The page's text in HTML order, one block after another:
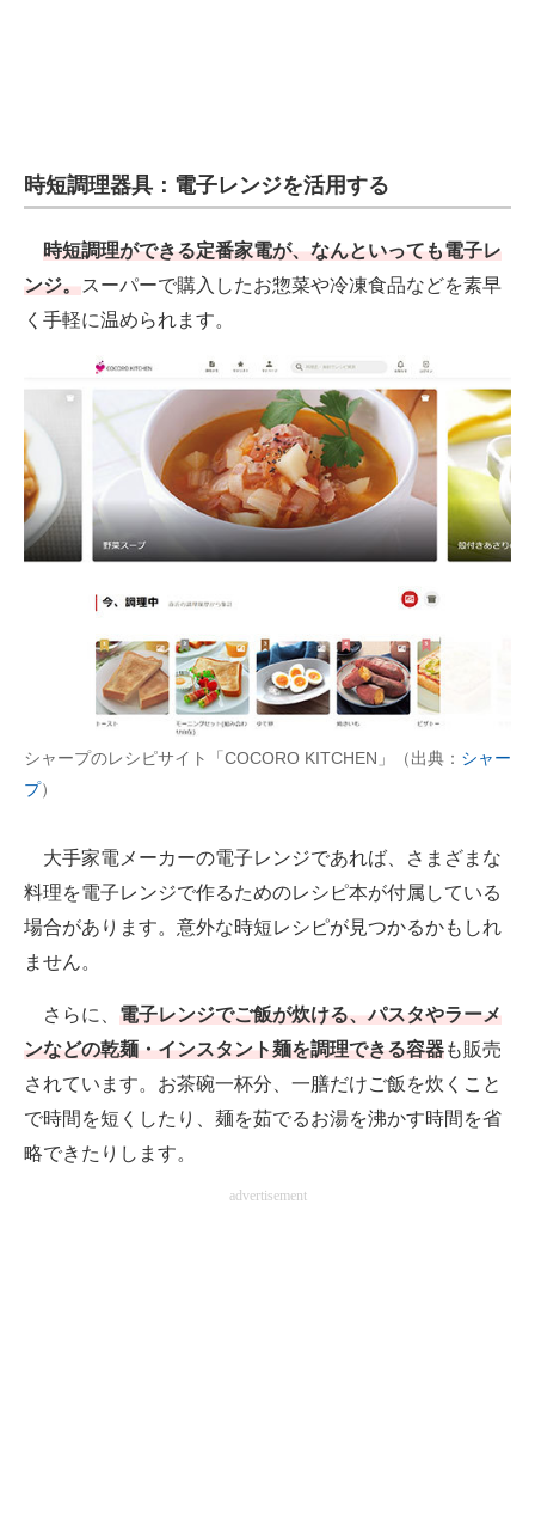
時短調理器具：電子レンジを活用する
時短調理ができる定番家電が、なんといっても電子レ
ンジ。スーパーで購入したお惣菜や冷凍食品などを素早
く手軽に温められます。
シャープのレシピサイト「COCORO KITCHEN」（出典： シャー
プ）
大手家電メーカーの電子レンジであれば、さまざまな
料理を電子レンジで作るためのレシピ本が付属している
場合があります。意外な時短レシピが見つかるかもしれ
ません。
さらに、 電子レンジでご飯が炊ける、パスタやラーメ
ンなどの乾麺・インスタント麺を調理できる容器も販売
されています。お茶碗一杯分、一膳だけご飯を炊くこと
で時間を短くしたり、麺を茹でるお湯を沸かす時間を省
略できたりします。
advertisement